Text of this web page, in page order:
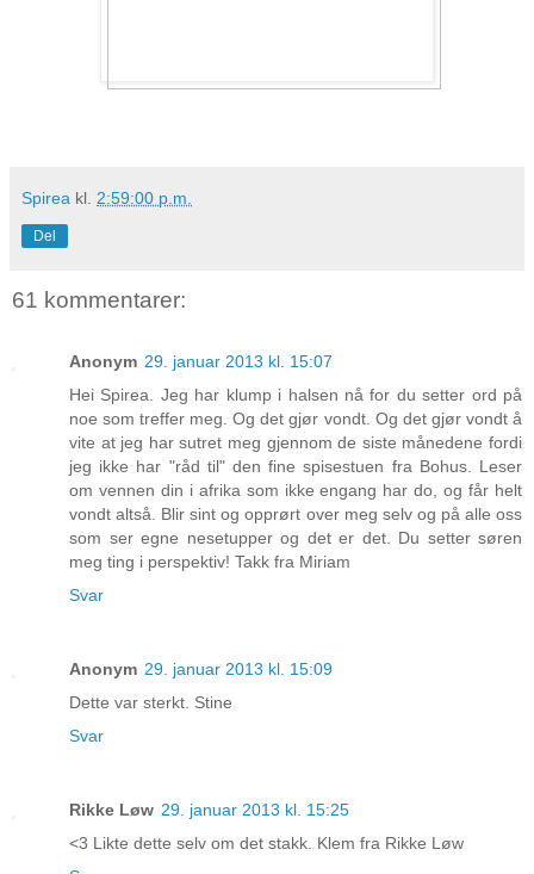
Spirea kl. 2:59:00 p.m.
Del
61 kommentarer:
Anonym 29. januar 2013 kl. 15:07
Hei Spirea. Jeg har klump i halsen nå for du setter ord på
noe som treffer meg. Og det gjør vondt. Og det gjør vondt å
vite at jeg har sutret meg gjennom de siste månedene fordi
jeg ikke har "råd til" den fine spisestuen fra Bohus. Leser
om vennen din i afrika som ikke engang har do, og får helt
vondt altså. Blir sint og opprørt over meg selv og på alle oss
som ser egne nesetupper og det er det. Du setter søren
meg ting i perspektiv! Takk fra Miriam
Svar
Anonym 29. januar 2013 kl. 15:09
Dette var sterkt. Stine
Svar
Rikke Løw 29. januar 2013 kl. 15:25
<3 Likte dette selv om det stakk. Klem fra Rikke Løw